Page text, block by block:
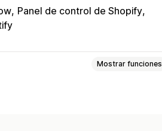
Panel de control de Shopify
Mostrar funciones